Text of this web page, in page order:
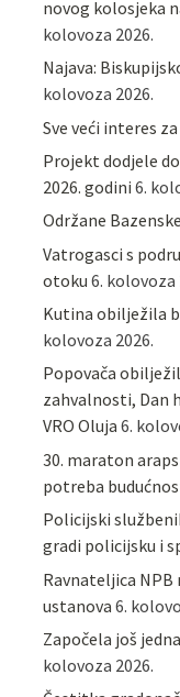
novog kolosjeka
kolovoza 2026.
Najava:
kolovoza 2026.
Sve veći interes
Projekt dodjele
2026. godini 6.
Održane
Vatrogasci s
otoku 6. kolovoza
Kutina obilježila
kolovoza 2026.
Popovača
zahvalnosti, Dan
VRO Oluja 6.
30. maraton
potreba
Policijski
gradi policijsku i
Ravnateljica
ustanova 6.
Započela još
kolovoza 2026.